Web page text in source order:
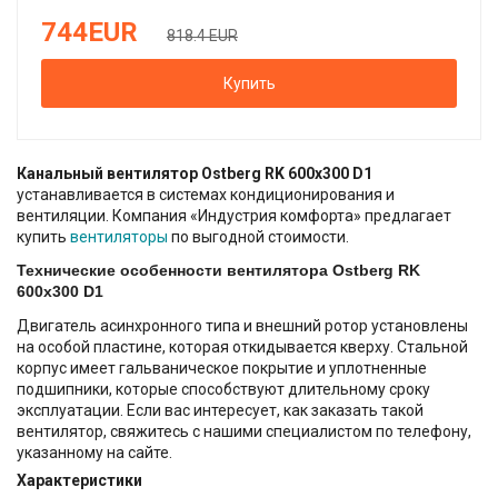
744EUR 818.4 EUR
Купить
Канальный вентилятор Ostberg RK 600х300 D1
устанавливается в системах кондиционирования и
вентиляции. Компания «Индустрия комфорта» предлагает
купить вентиляторы по выгодной стоимости.
Технические особенности вентилятора Ostberg RK
600х300 D1
Двигатель асинхронного типа и внешний ротор установлены
на особой пластине, которая откидывается кверху. Стальной
корпус имеет гальваническое покрытие и уплотненные
подшипники, которые способствуют длительному сроку
эксплуатации. Если вас интересует, как заказать такой
вентилятор, свяжитесь с нашими специалистом по телефону,
указанному на сайте.
Характеристики